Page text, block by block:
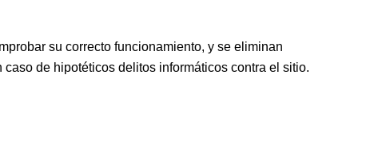
su correcto funcionamiento, y se eliminan
de hipotéticos delitos informáticos contra el sitio.